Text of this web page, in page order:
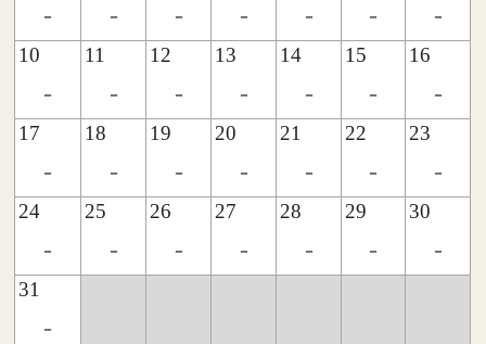
- - - - - - -
10
-
11
-
12
-
13
-
14
-
15
-
16
-
17
-
18
-
19
-
20
-
21
-
22
-
23
-
24
-
25
-
26
-
27
-
28
-
29
-
30
-
31
-